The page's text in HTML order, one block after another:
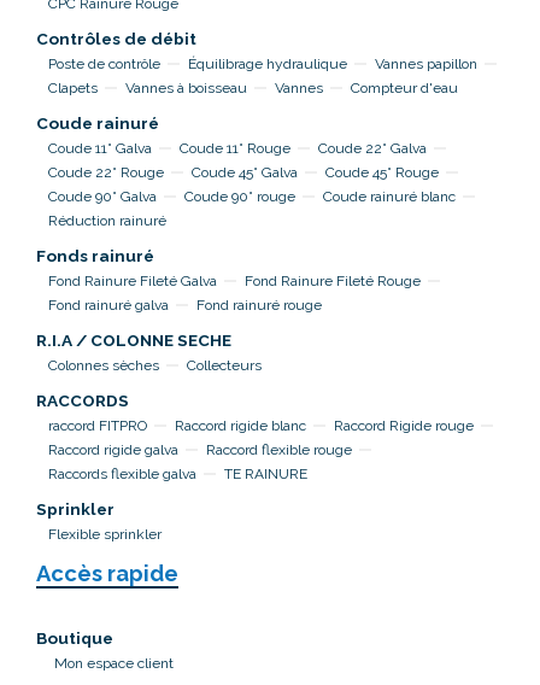
CPC Rainure Rouge
Contrôles de débit
Poste de contrôle Équilibrage hydraulique
Vannes papillon
Clapets
Vannes à boisseau Vannes Compteur d'eau
Coude rainuré
Coude 11° Galva Coude 11° Rouge
Coude 22° Galva
Coude 22° Rouge
Coude 45° Galva
Coude 45° Rouge
Coude 90° Galva
Coude 90° rouge
Coude rainuré blanc
Réduction rainuré
Fonds rainuré
Fond Rainure Fileté Galva
Fond Rainure Fileté Rouge
Fond rainuré galva
Fond rainuré rouge
R.I.A / COLONNE SECHE
Colonnes sèches Collecteurs
RACCORDS
raccord FITPRO Raccord rigide blanc
Raccord Rigide rouge
Raccord rigide galva
Raccord flexible rouge
Raccords flexible galva
TE RAINURE
Sprinkler
Flexible sprinkler
Accès rapide
Boutique
Mon espace client